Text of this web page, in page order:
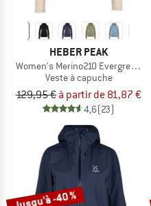
HEBER PEAK
Women's Merino210
Veste à capuche
129,95 € à partir de 81,87 €
4,6(23)
Jusqu'à -40 %